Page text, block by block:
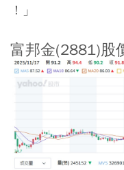
！」
富邦金(2881)股